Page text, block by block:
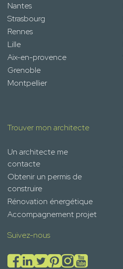
Nantes
Strasbourg
Rennes
Lille
Aix-en-provence
Grenoble
Montpellier
Trouver mon architecte
Un architecte me
contacte
Obtenir un permis de
construire
Rénovation énergétique
Accompagnement projet
Suivez-nous